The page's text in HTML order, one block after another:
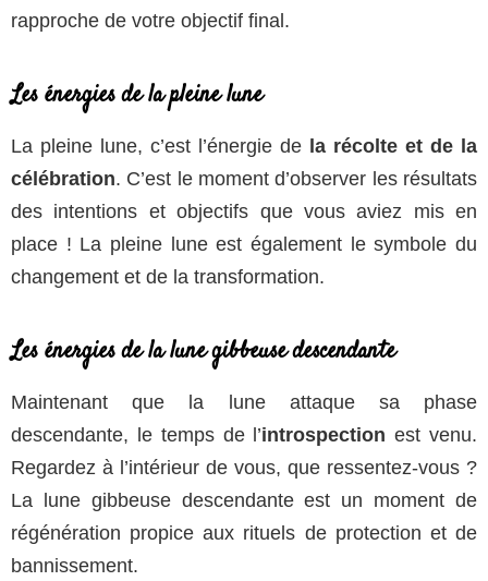
rapproche de votre objectif final.
Les énergies de la pleine lune
La pleine lune, c’est l’énergie de la récolte et de la
célébration. C’est le moment d’observer les résultats
des intentions et objectifs que vous aviez mis en
place ! La pleine lune est également le symbole du
changement et de la transformation.
Les énergies de la lune gibbeuse descendante
Maintenant que la lune attaque sa phase
descendante, le temps de l’introspection est venu.
Regardez à l’intérieur de vous, que ressentez-vous ?
La lune gibbeuse descendante est un moment de
régénération propice aux rituels de protection et de
bannissement.